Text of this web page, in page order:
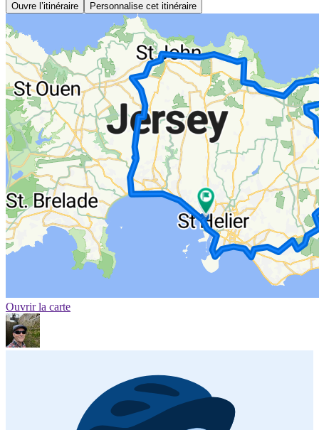
Ouvre l’itinéraire Personnalise cet itinéraire
Ouvrir la carte